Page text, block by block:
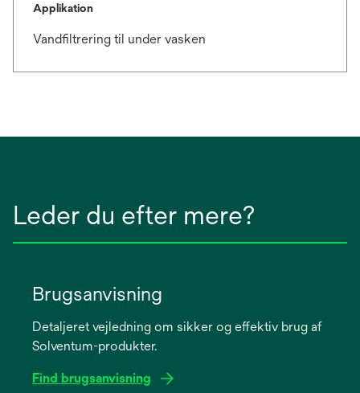
Applikation
Vandfiltrering til under vasken
Leder du efter mere?
Brugsanvisning
Detaljeret vejledning om sikker og effektiv brug af
Solventum-produkter.
Find brugsanvisning